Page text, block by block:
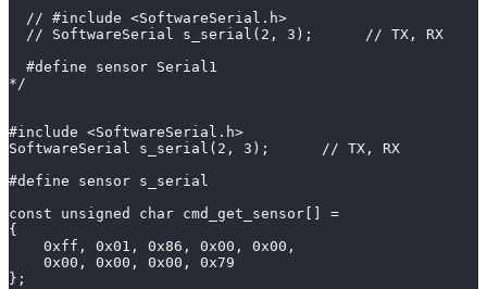
  // #include <SoftwareSerial.h>
  // SoftwareSerial s_serial(2, 3);      // TX, RX
  #define sensor Serial1
*/
#include <SoftwareSerial.h>
SoftwareSerial s_serial(2, 3);      // TX, RX
#define sensor s_serial
const unsigned char cmd_get_sensor[] =
{
    0xff, 0x01, 0x86, 0x00, 0x00,
    0x00, 0x00, 0x00, 0x79
};